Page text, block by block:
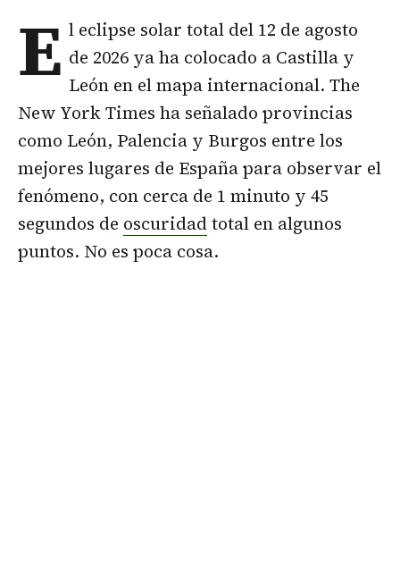
E l eclipse solar total del 12 de agosto
de 2026 ya ha colocado a Castilla y
León en el mapa internacional. The
New York Times ha señalado provincias
como León, Palencia y Burgos entre los
mejores lugares de España para observar el
fenómeno, con cerca de 1 minuto y 45
segundos de oscuridad total en algunos
puntos. No es poca cosa.